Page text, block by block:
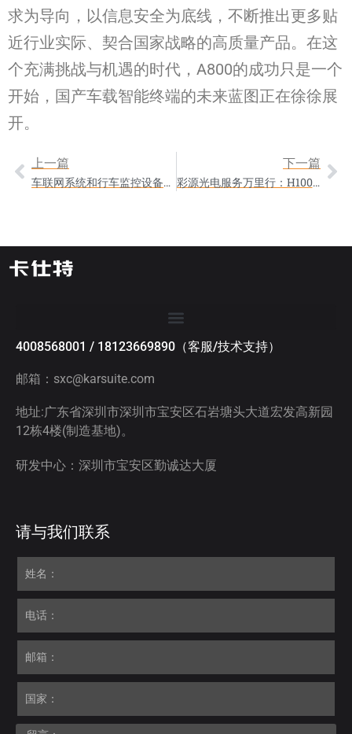
求为导向，以信息安全为底线，不断推出更多贴
近行业实际、契合国家战略的高质量产品。在这
个充满挑战与机遇的时代，A800的成功只是一个
开始，国产车载智能终端的未来蓝图正在徐徐展
开。
上一篇
车联网系统和行车监控设备：筑牢矿区车辆管理
下一篇
彩源光电服务万里行：H100D六路货车监控一体机护航昆仑物流
4008568001 / 18123669890（客服/技术支持）
邮箱：sxc@karsuite.com
地址:广东省深圳市深圳市宝安区石岩塘头大道宏发高新园
12栋4楼(制造基地)。
研发中心：深圳市宝安区勤诚达大厦
请与我们联系